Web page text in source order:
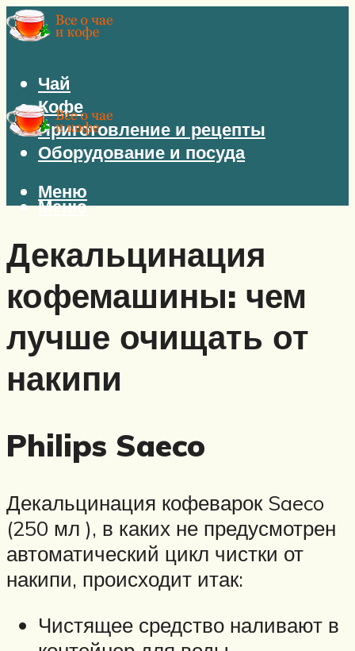
Чай
Кофе
Приготовление и рецепты
Оборудование и посуда
Меню
Меню
Декальцинация
кофемашины: чем
лучше очищать от
накипи
Philips Saeco
Декальцинация кофеварок Saeco
(250 мл ), в каких не предусмотрен
автоматический цикл чистки от
накипи, происходит итак:
Чистящее средство наливают в